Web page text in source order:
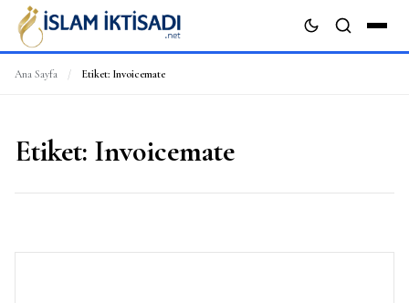
Ana Sayfa / Etiket: Invoicemate
Etiket: Invoicemate